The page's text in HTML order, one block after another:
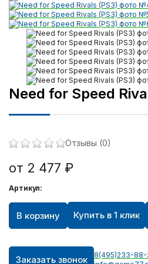
Need for Speed
Отзывы (0)
от 2 477 ₽
Артикул:
В корзину Купить в 1 клик
Заказать звонок
8(495)233-88-